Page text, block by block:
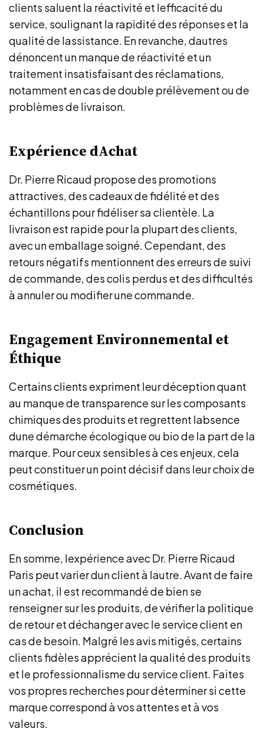
clients saluent la réactivité et lefficacité du
service, soulignant la rapidité des réponses et la
qualité de lassistance. En revanche, dautres
dénoncent un manque de réactivité et un
traitement insatisfaisant des réclamations,
notamment en cas de double prélèvement ou de
problèmes de livraison.
Expérience dAchat
Dr. Pierre Ricaud propose des promotions
attractives, des cadeaux de fidélité et des
échantillons pour fidéliser sa clientèle. La
livraison est rapide pour la plupart des clients,
avec un emballage soigné. Cependant, des
retours négatifs mentionnent des erreurs de suivi
de commande, des colis perdus et des difficultés
à annuler ou modifier une commande.
Engagement Environnemental et
Éthique
Certains clients expriment leur déception quant
au manque de transparence sur les composants
chimiques des produits et regrettent labsence
dune démarche écologique ou bio de la part de la
marque. Pour ceux sensibles à ces enjeux, cela
peut constituer un point décisif dans leur choix de
cosmétiques.
Conclusion
En somme, lexpérience avec Dr. Pierre Ricaud
Paris peut varier dun client à lautre. Avant de faire
un achat, il est recommandé de bien se
renseigner sur les produits, de vérifier la politique
de retour et déchanger avec le service client en
cas de besoin. Malgré les avis mitigés, certains
clients fidèles apprécient la qualité des produits
et le professionnalisme du service client. Faites
vos propres recherches pour déterminer si cette
marque correspond à vos attentes et à vos
valeurs.